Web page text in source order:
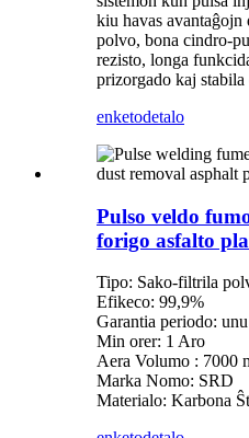
kiu havas
polvo, bona cindro-
rezisto, longa
prizorgado kaj
enketodetalo
Pulso veldo
forigo asfalto
Tipo: Sako-filtrila
Efikeco: 99,9%
Garantia periodo:
Min orer: 1 Aro
Aera Volumo : 7000
Marka Nomo: SRD
Materialo: Karbona